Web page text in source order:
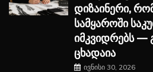
დიზაინერი,
სამყაროში
იმკვიდრებს —
ცხადაია
ივნისი 30, 2026